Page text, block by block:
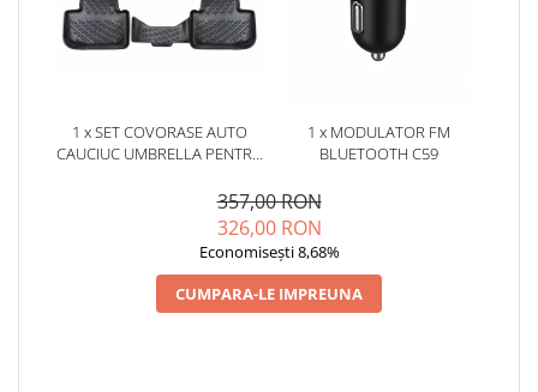
1 x SET COVORASE AUTO
CAUCIUC UMBRELLA PENTRU
1 x MODULATOR FM
BLUETOOTH C59
357,00 RON
326,00 RON
Economisești 8,68%
CUMPARA-LE IMPREUNA